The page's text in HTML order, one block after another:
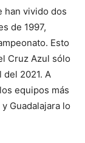
han vivido dos
de 1997,
Esto
Cruz Azul sólo
2021. A
equipos más
Guadalajara lo